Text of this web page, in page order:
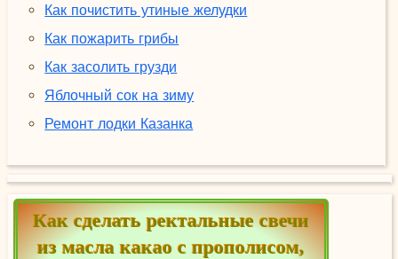
Как почистить утиные желудки
Как пожарить грибы
Как засолить грузди
Яблочный сок на зиму
Ремонт лодки Казанка
Как сделать ректальные свечи
из масла какао с прополисом,